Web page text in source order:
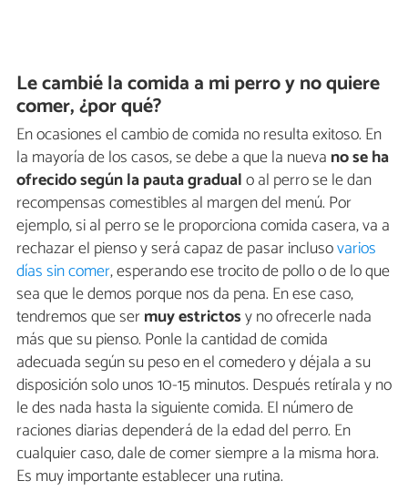
Le cambié la comida a mi perro y no quiere
comer, ¿por qué?
En ocasiones el cambio de comida no resulta exitoso. En
la mayoría de los casos, se debe a que la nueva no se ha
ofrecido según la pauta gradualo al perro se le dan
recompensas comestibles al margen del menú. Por
ejemplo, si al perro se le proporciona comida casera, va a
rechazar el pienso y será capaz de pasar inclusovarios
días sin comer, esperando ese trocito de pollo o de lo que
sea que le demos porque nos da pena. En ese caso,
tendremos que sermuy estrictosy no ofrecerle nada
más que su pienso. Ponle la cantidad de comida
adecuada según su peso en el comedero y déjala a su
disposición solo unos 10-15 minutos. Después retírala y no
le des nada hasta la siguiente comida. El número de
raciones diarias dependerá de la edad del perro. En
cualquier caso, dale de comer siempre a la misma hora.
Es muy importante establecer una rutina.